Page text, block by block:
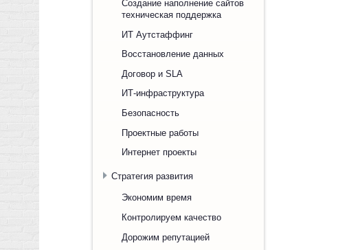
Создание наполнение сайтов
техническая поддержка
ИТ Аутстаффинг
Восстановление данных
Договор и SLA
ИТ-инфраструктура
Безопасность
Проектные работы
Интернет проекты
Стратегия развития
Экономим время
Контролируем качество
Дорожим репутацией